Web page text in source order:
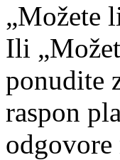
„Možete
Ili
ponudite
raspon
odgovore